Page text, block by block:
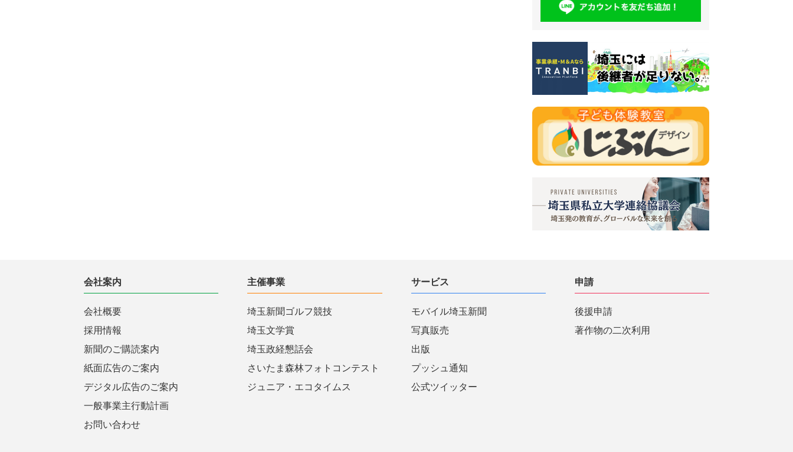
会社案内
会社概要
採用情報
新聞のご購読案内
紙面広告のご案内
デジタル広告のご案内
一般事業主行動計画
お問い合わせ
主催事業
埼玉新聞ゴルフ競技
埼玉文学賞
埼玉政経懇話会
さいたま森林フォトコンテスト
ジュニア・エコタイムス
サービス
モバイル埼玉新聞
写真販売
出版
プッシュ通知
公式ツイッター
申請
後援申請
著作物の二次利用